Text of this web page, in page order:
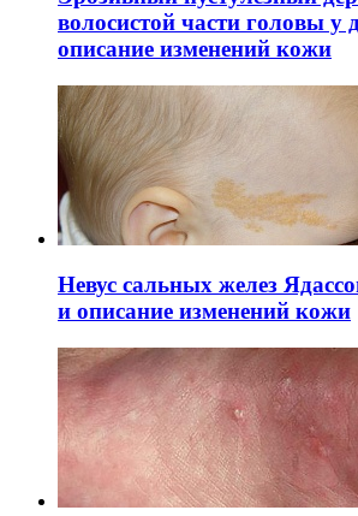
волосистой части головы у
описание изменений кожи
Невус сальных желез
и описание изменений кожи